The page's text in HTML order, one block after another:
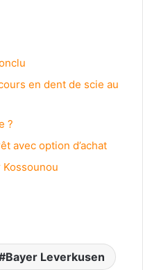
en dent de scie au
?
avec option d’achat
Bayer Leverkusen